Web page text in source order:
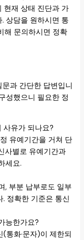
현재 상태 진단과 가
상담을 원하시면 통
해 문의하시면 정확
과 간단한 답변입니
성했으니 필요한 정
사유가 되나요?
유예기간을 거쳐 단
사별로 유예기간과
세요.
, 부분 납부로도 일부
정확한 기준은 통신
능한가요?
통화·문자)이 제한되